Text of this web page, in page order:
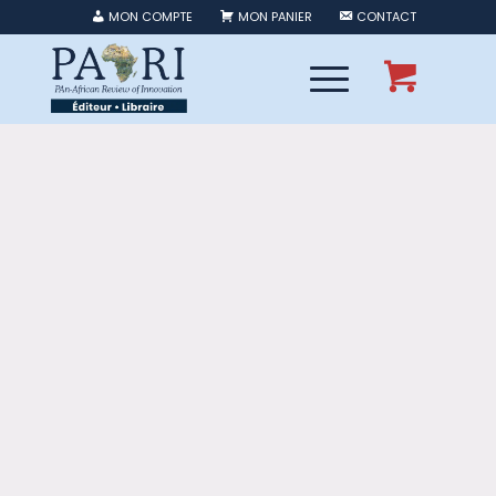
MON COMPTE MON PANIER CONTACT